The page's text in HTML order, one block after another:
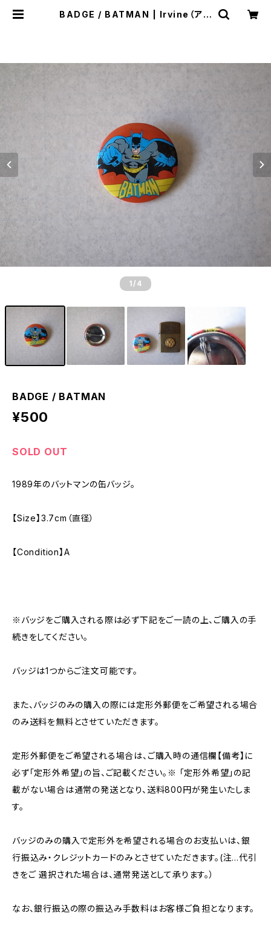
BADGE / BATMAN | Irvine（アー
1 /4
BADGE / BATMAN
¥500
SOLD OUT
1989年のバットマンの缶バッジ。
【Size】3.7cm（直径）
【Condition】A
※バッジをご購入される際は必ず下記をご一読の上、ご購入の手
続きをしてください。
バッジは1つからご注文可能です。
また、バッジのみの購入の際には定形外郵便をご希望される場合
のみ送料を無料とさせていただきます。
定形外郵便をご希望される場合は、ご購入時の通信欄【備考】に
必ず「定形外希望」の旨、ご記載ください。※ 「定形外希望」の記
載がない場合は通常の発送となり、送料800円が発生いたしま
す。
バッジのみの購入で定形外を希望される場合のお支払いは、銀
行振込み・クレジットカードのみとさせていただきます。(注…代引
きをご 選択された場合は、通常発送として承ります。）
なお、銀行振込の際の振込み手数料はお客様ご負担となります。